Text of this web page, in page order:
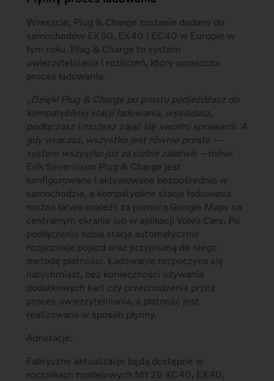
Wreszcie, Plug & Charge zostanie dodany do
samochodów EX30, EX40 i EC40 w Europie w
tym roku. Plug & Charge to system
uwierzytelniania i rozliczeń, który upraszcza
proces ładowania.
„Dzięki Plug & Charge po prostu podjeżdżasz do
kompatybilnej stacji ładowania, wysiadasz,
podłączasz i możesz zająć się swoimi sprawami. A
gdy wracasz, wszystko jest równie proste —
system wszystko już za ciebie załatwił. – mówi
Erik Severinson Plug & Charge jest
konfigurowane i aktywowane bezpośrednio w
samochodzie, a kompatybilne stacje ładowania
można łatwo znaleźć za pomocą Google Maps na
centralnym ekranie lub w aplikacji Volvo Cars. Po
podłączeniu kabla stacja automatycznie
rozpoznaje pojazd oraz przypisaną do niego
metodę płatności. Ładowanie rozpoczyna się
natychmiast, bez konieczności używania
dodatkowych kart czy przechodzenia przez
proces uwierzytelniania, a płatność jest
realizowana w sposób płynny.
Adnotacje:
Fabryczne aktualizacje będą dostępne w
rocznikach modelowych MY26 XC40, EX40,